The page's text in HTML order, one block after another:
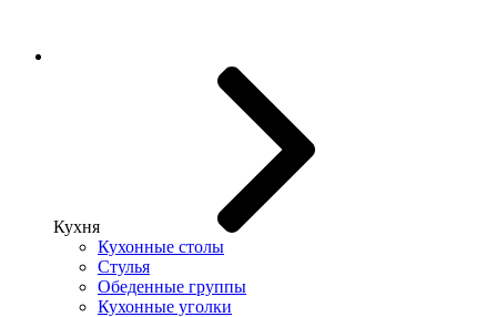
Кухня
Кухонные столы
Стулья
Обеденные группы
Кухонные уголки